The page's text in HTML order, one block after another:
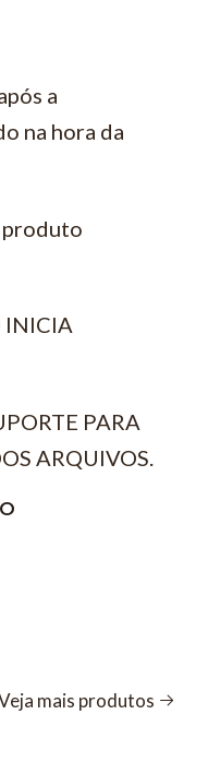
a
na hora da
produto
INICIA
PARA
ARQUIVOS.
mais produtos